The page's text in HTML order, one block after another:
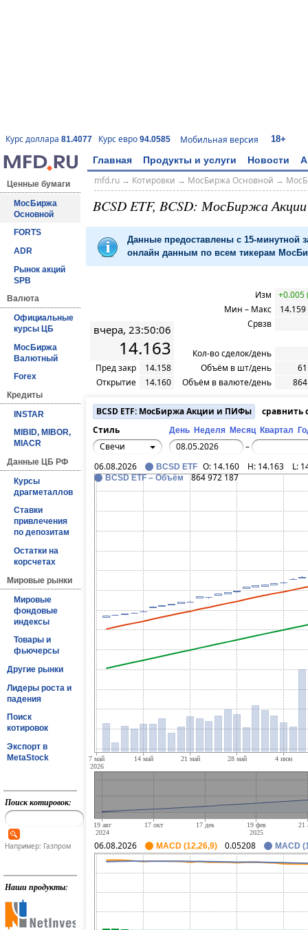
Курс доллара 81.4077 Курс евро 94.0585 Мобильная версия 18+
Главная Продукты и услуги Новости
Ценные бумаги
МосБиржа
Основной
FORTS
ADR
Рынок акций
SPB
Валюта
Официальные
курсы ЦБ
МосБиржа
Валютный
Forex
Кредиты
INSTAR
MIBID, MIBOR,
MIACR
Данные ЦБ РФ
Курсы
драгметаллов
Ставки
привлечения
по депозитам
Остатки на
корсчетах
Мировые рынки
Мировые
фондовые
индексы
Товары и
фьючерсы
Другие рынки
Лидеры роста и
падения
Поиск
котировок
Экспорт в
MetaStock
Поиск котировок:
Например: Газпром
Наши продукты:
mfd.ru→ Котировки → МосБиржа Основной →
BCSD ETF, BCSD: МосБиржа
Данные предоставлены с 15-минутной
онлайн данным по всем тикерам
вчера, 23:50:06
14.163
Пред закр
14.158
Открытие
14.160
Изм
+0.005
Мин – Макс
Срвзв
Кол-во сделок/день
Объём в шт/день
Объём в валюте/день
BCSD ETF: МосБиржа Акции и ПИФы
сравнить
Стиль
День Неделя Месяц Квартал
Свечи
–
06.08.2026
BCSD ETF O: 14.160 H: 14.163 L:
BCSD ETF – Объём 864 972 187
06.08.2026 MACD (12,26,9) 0.05208 MACD